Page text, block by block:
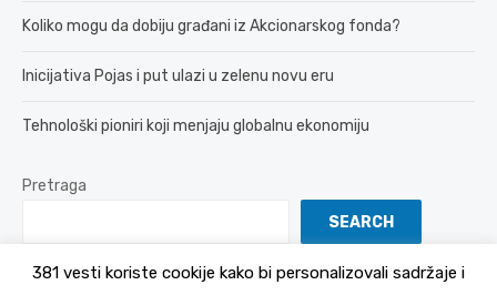
Koliko mogu da dobiju građani iz Akcionarskog fonda?
Inicijativa Pojas i put ulazi u zelenu novu eru
Tehnološki pioniri koji menjaju globalnu ekonomiju
Pretraga
SEARCH
381 vesti koriste cookije kako bi personalizovali sadržaje i